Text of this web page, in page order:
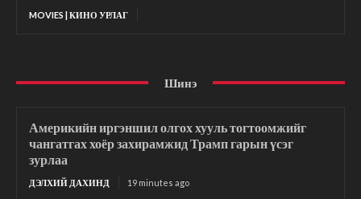
MOVIES | КИНО УРЛАГ
Шинэ
Америкийн иргэншил олгох хууль тогтоомжийг
чангатгах хоёр захирамжид Трамп гарын үсэг
зурлаа
ДЭЛХИЙ ДАХИНД 19 minutes ago